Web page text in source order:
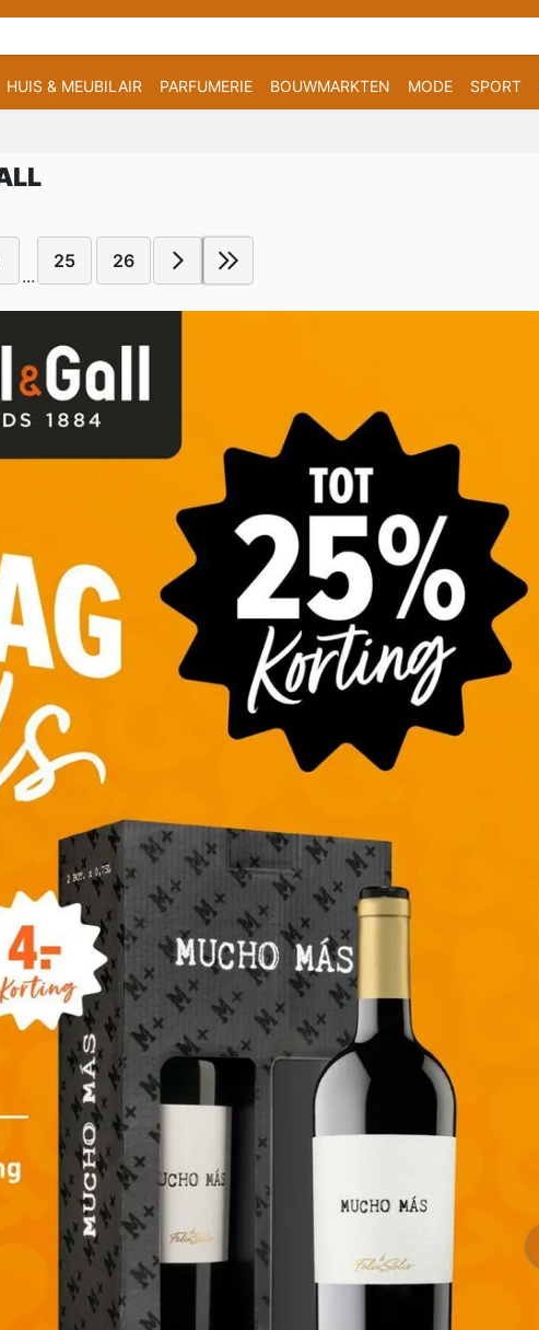
HUIS & MEUBILAIR PARFUMERIE BOUWMARKTEN MODE SPORT
...
25 26